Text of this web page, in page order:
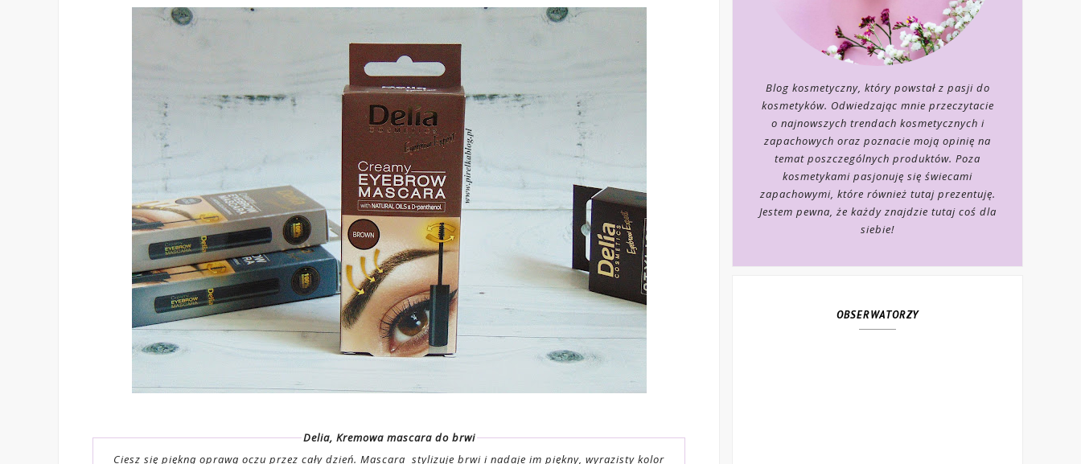
Delia, Kremowa mascara do brwi
Ciesz się piękną oprawą oczu przez cały dzień. Mascara stylizuje brwi i nadaje im piękny, wyrazisty kolor
Blog kosmetyczny, który powstał z pasji do
kosmetyków. Odwiedzając mnie przeczytacie
o najnowszych trendach kosmetycznych i
zapachowych oraz poznacie moją opinię na
temat poszczególnych produktów. Poza
kosmetykami pasjonuję się świecami
zapachowymi, które również tutaj prezentuję.
Jestem pewna, że każdy znajdzie tutaj coś dla
siebie!
OBSERWATORZY